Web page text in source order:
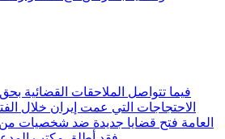
فيما تتواصل الملاحقات القضائية
الاحتجاجات التي عمت إيران خلال
العامة فتح قضايا جديدة ضد شخصيات من